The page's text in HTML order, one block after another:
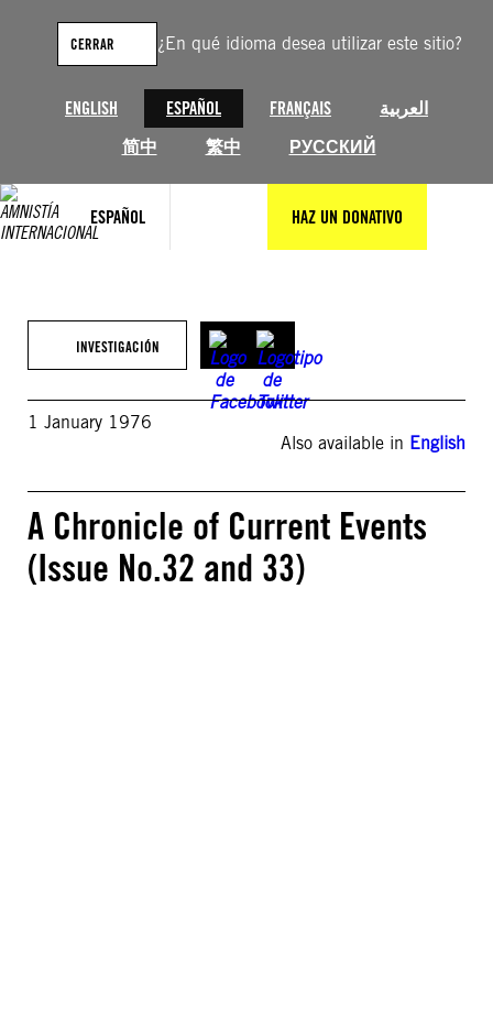
¿En qué idioma desea utilizar este sitio?
ENGLISH ESPAÑOL FRANÇAIS
العربية
简中
繁中 РУССКИЙ
CERRAR
ESPAÑOL HAZ UN DONATIVO
contenido
INVESTIGACIÓN
1 January 1976
Also available in English
A Chronicle of Current Events
(Issue No.32 and 33)